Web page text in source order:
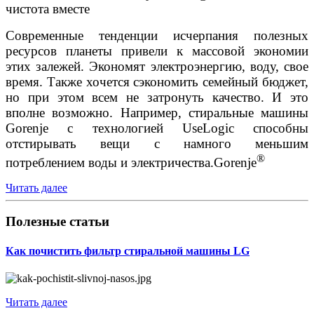
Современные тенденции исчерпания полезных
ресурсов планеты привели к массовой экономии
этих залежей. Экономят электроэнергию, воду, свое
время. Также хочется сэкономить семейный бюджет,
но при этом всем не затронуть качество. И это
вполне возможно. Например, стиральные машины
Gorenje с технологией UseLogic способны
отстирывать вещи с намного меньшим
потреблением воды и электричества.Gorenje®
Читать далее
Полезные статьи
Как почистить фильтр стиральной машины LG
Читать далее